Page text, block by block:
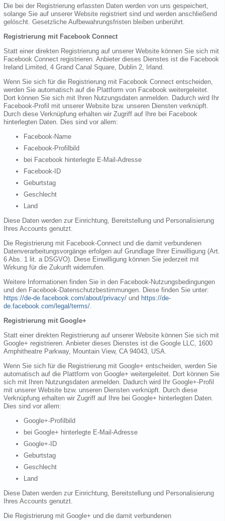
Die bei der Registrierung erfassten Daten werden von uns gespeichert,
solange Sie auf unserer Website registriert sind und werden anschließend
gelöscht. Gesetzliche Aufbewahrungsfristen bleiben unberührt.
Registrierung mit Facebook Connect
Statt einer direkten Registrierung auf unserer Website können Sie sich mit
Facebook Connect registrieren. Anbieter dieses Dienstes ist die Facebook
Ireland Limited, 4 Grand Canal Square, Dublin 2, Irland.
Wenn Sie sich für die Registrierung mit Facebook Connect entscheiden,
werden Sie automatisch auf die Plattform von Facebook weitergeleitet.
Dort können Sie sich mit Ihren Nutzungsdaten anmelden. Dadurch wird Ihr
Facebook-Profil mit unserer Website bzw. unseren Diensten verknüpft.
Durch diese Verknüpfung erhalten wir Zugriff auf Ihre bei Facebook
hinterlegten Daten. Dies sind vor allem:
Facebook-Name
Facebook-Profilbild
bei Facebook hinterlegte E-Mail-Adresse
Facebook-ID
Geburtstag
Geschlecht
Land
Diese Daten werden zur Einrichtung, Bereitstellung und Personalisierung
Ihres Accounts genutzt.
Die Registrierung mit Facebook-Connect und die damit verbundenen
Datenverarbeitungsvorgänge erfolgen auf Grundlage Ihrer Einwilligung (Art.
6 Abs. 1 lit. a DSGVO). Diese Einwilligung können Sie jederzeit mit
Wirkung für die Zukunft widerrufen.
Weitere Informationen finden Sie in den Facebook-Nutzungsbedingungen
und den Facebook-Datenschutzbestimmungen. Diese finden Sie unter:
https://de-de.facebook.com/about/privacy/ und https://de-
de.facebook.com/legal/terms/.
Registrierung mit Google+
Statt einer direkten Registrierung auf unserer Website können Sie sich mit
Google+ registrieren. Anbieter dieses Dienstes ist die Google LLC, 1600
Amphitheatre Parkway, Mountain View, CA 94043, USA.
Wenn Sie sich für die Registrierung mit Google+ entscheiden, werden Sie
automatisch auf die Plattform von Google+ weitergeleitet. Dort können Sie
sich mit Ihren Nutzungsdaten anmelden. Dadurch wird Ihr Google+-Profil
mit unserer Website bzw. unseren Diensten verknüpft. Durch diese
Verknüpfung erhalten wir Zugriff auf Ihre bei Google+ hinterlegten Daten.
Dies sind vor allem:
Google+-Profilbild
bei Google+ hinterlegte E-Mail-Adresse
Google+-ID
Geburtstag
Geschlecht
Land
Diese Daten werden zur Einrichtung, Bereitstellung und Personalisierung
Ihres Accounts genutzt.
Die Registrierung mit Google+ und die damit verbundenen